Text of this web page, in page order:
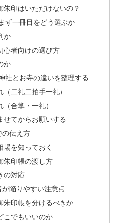
朱印はいただけないの？
ず一冊目をどう選ぶか
か
心者向けの選び方
か
社とお寺の違いを整理する
二礼二拍手一礼）
合掌・一礼）
せてからお願いする
の伝え方
場を知っておく
朱印帳の渡し方
の対応
陥りやすい注意点
朱印帳を分けるべきか
こでもいいのか